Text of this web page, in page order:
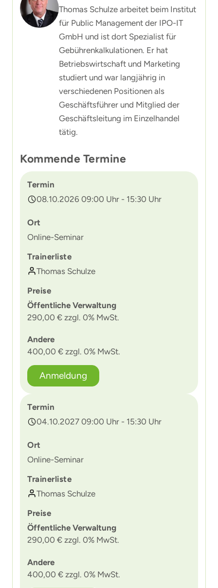
Thomas Schulze arbeitet beim Institut
für Public Management der IPO-IT
GmbH und ist dort Spezialist für
Gebührenkalkulationen. Er hat
Betriebswirtschaft und Marketing
studiert und war langjährig in
verschiedenen Positionen als
Geschäftsführer und Mitglied der
Geschäftsleitung im Einzelhandel
tätig.
Kommende Termine
Termin
08.10.2026 09:00 Uhr - 15:30 Uhr
Ort
Online-Seminar
Trainerliste
Thomas Schulze
Preise
Öffentliche Verwaltung
290,00 € zzgl. 0% MwSt.
Andere
400,00 € zzgl. 0% MwSt.
Anmeldung
Termin
04.10.2027 09:00 Uhr - 15:30 Uhr
Ort
Online-Seminar
Trainerliste
Thomas Schulze
Preise
Öffentliche Verwaltung
290,00 € zzgl. 0% MwSt.
Andere
400,00 € zzgl. 0% MwSt.